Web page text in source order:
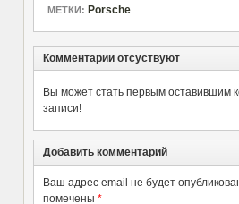
МЕТКИ: Porsche
Комментарии отсуствуют
Вы может стать первым оставившим
записи!
Добавить комментарий
Ваш адрес email не будет
помечены *